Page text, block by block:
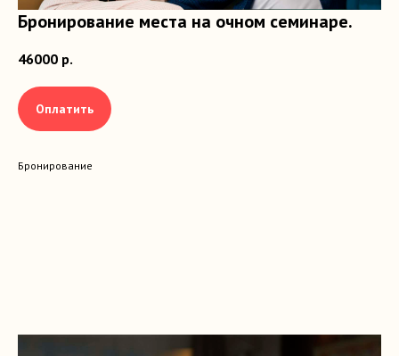
Бронирование места на очном семинаре.
46000 р.
Оплатить
Бронирование